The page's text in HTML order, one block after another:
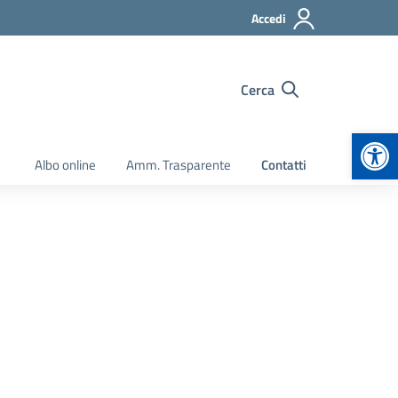
Accedi
Cerca
Albo online Amm. Trasparente Contatti